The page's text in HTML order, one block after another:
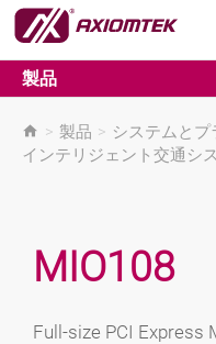
製品
> 製品 > システムと
インテリジェント交通シ
MIO108
Full-size PCI Express